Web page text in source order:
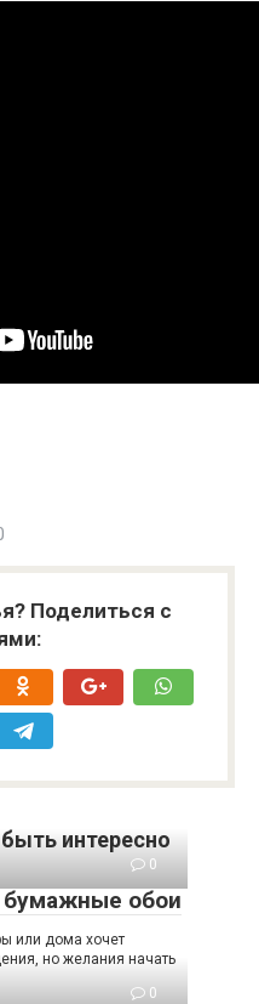
Поделиться с
интересно
0
обои
или дома хочет
но желания начать
0